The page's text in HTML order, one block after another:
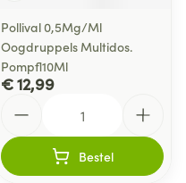
Pollival 0,5Mg/Ml
Oogdruppels Multidos.
Pompfl10Ml
€ 12,99
Bestel